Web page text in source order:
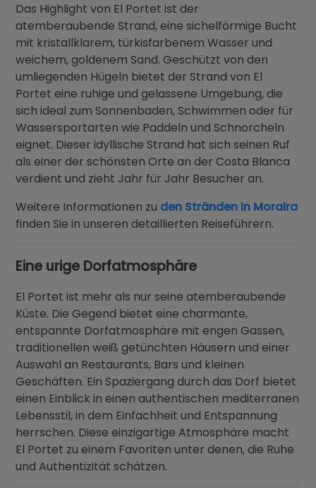
Das Highlight von El Portet ist der
atemberaubende Strand, eine sichelförmige Bucht
mit kristallklarem, türkisfarbenem Wasser und
weichem, goldenem Sand. Geschützt von den
umliegenden Hügeln bietet der Strand von El
Portet eine ruhige und gelassene Umgebung, die
sich ideal zum Sonnenbaden, Schwimmen oder für
Wassersportarten wie Paddeln und Schnorcheln
eignet. Dieser idyllische Strand hat sich seinen Ruf
als einer der schönsten Orte an der Costa Blanca
verdient und zieht Jahr für Jahr Besucher an.
Weitere Informationen zu den Stränden in Moraira
finden Sie in unseren detaillierten Reiseführern.
Eine urige Dorfatmosphäre
El Portet ist mehr als nur seine atemberaubende
Küste. Die Gegend bietet eine charmante,
entspannte Dorfatmosphäre mit engen Gassen,
traditionellen weiß getünchten Häusern und einer
Auswahl an Restaurants, Bars und kleinen
Geschäften. Ein Spaziergang durch das Dorf bietet
einen Einblick in einen authentischen mediterranen
Lebensstil, in dem Einfachheit und Entspannung
herrschen. Diese einzigartige Atmosphäre macht
El Portet zu einem Favoriten unter denen, die Ruhe
und Authentizität schätzen.